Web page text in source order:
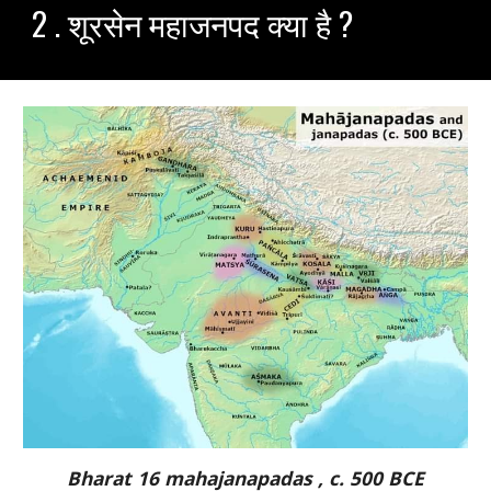
2 . शूरसेन महाजनपद क्या है ?
Bharat 16 mahajanapadas , c. 500 BCE